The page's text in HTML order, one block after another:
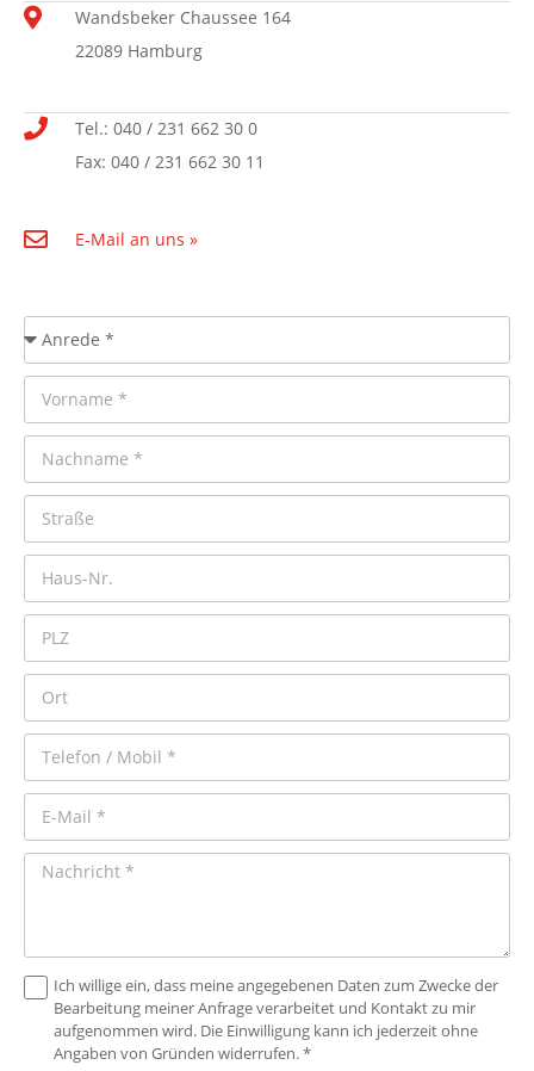
Wandsbeker Chaussee 164
22089 Hamburg
Tel.: 040 / 231 662 30 0
Fax: 040 / 231 662 30 11
E-Mail an uns »
Ich willige ein, dass meine angegebenen Daten zum Zwecke der
Bearbeitung meiner Anfrage verarbeitet und Kontakt zu mir
aufgenommen wird. Die Einwilligung kann ich jederzeit ohne
Angaben von Gründen widerrufen. *